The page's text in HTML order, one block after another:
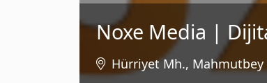
Noxe Media |
Hürriyet Mh.,